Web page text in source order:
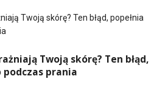
Twoją skórę? Ten błąd,
podczas prania